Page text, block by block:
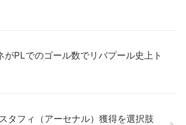
がPLでのゴール数でリバプール史上ト
タフィ（アーセナル）獲得を選択肢